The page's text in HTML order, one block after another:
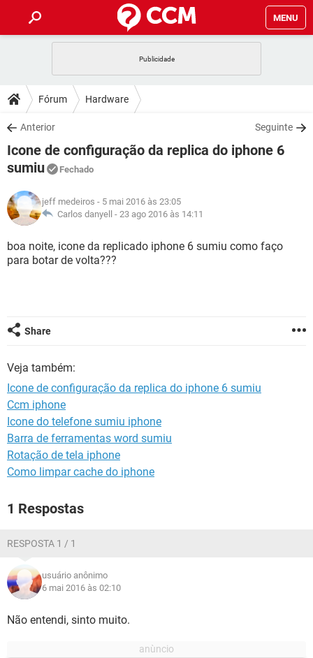
MENU
CELULAR
OUTLOOK
INSTAGRAM GMAIL
GUIA DE COMPRAS
DICAS
JOGOS
OUTLOOK
GUIA DE COMPRAS
DOWNLOADS
JOGOS WHATSAPP
CELULAR
OUTLOOK EXCEL
INSTAGRAM
GUIA DE COMPRAS
FÓRUM
CELULAR FACEBOOK
INSTAGRAM
GLOSSÁRIO
JOGOS
CELULAR FACEBOOK
Fórum Hardware
Anterior Seguinte
Icone de configuração da replica do iphone 6
sumiu
Fechado
jeff medeiros - 5 mai 2016 às 23:05
Carlos danyell - 23 ago 2016 às 14:11
boa noite, icone da replicado iphone 6 sumiu como faço
para botar de volta???
Share
Veja também:
Icone de configuração da replica do iphone 6 sumiu
Ccm iphone
Icone do telefone sumiu iphone
Barra de ferramentas word sumiu
Rotação de tela iphone
Como limpar cache do iphone
1 Respostas
RESPOSTA 1 / 1
usuário anônimo
6 mai 2016 às 02:10
Não entendi, sinto muito.